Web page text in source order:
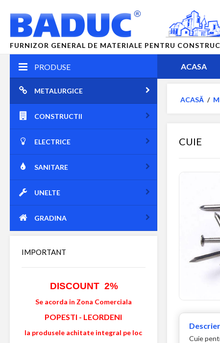
FURNIZOR GENERAL DE MATERIALE PENTRU
PRODUSE
METALURGICE
CONSTRUCTII
ELECTRICE
SANITARE
UNELTE
GRADINA
IMPORTANT
DISCOUNT 2%
Se acorda in Zona Comerciala
POPESTI - LEORDENI
la produsele achitate integral pe loc
ACASA
ACASĂ /
CUIE
Cuie